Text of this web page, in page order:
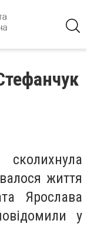
життя
Ярослава
у